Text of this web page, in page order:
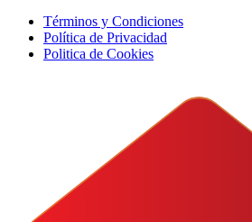
Términos y Condiciones
Política de Privacidad
Politica de Cookies